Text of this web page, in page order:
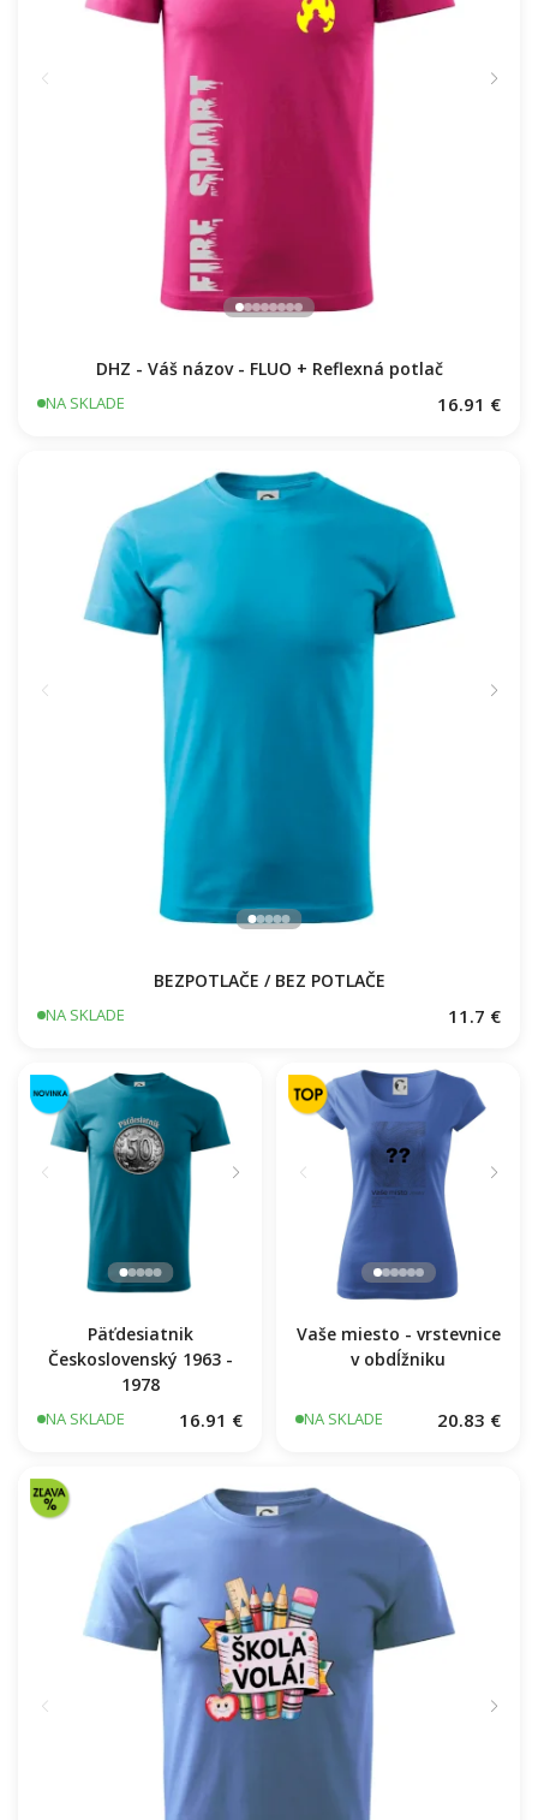
DHZ - Váš názov - FLUO + Reflexná potlač
NA SKLADE 16.91 €
BEZPOTLAČE / BEZ POTLAČE
NA SKLADE 11.7 €
Päťdesiatnik
Československý 1963 -
1978
NA SKLADE 16.91 €
Vaše miesto - vrstevnice
v obdĺžniku
NA SKLADE 20.83 €